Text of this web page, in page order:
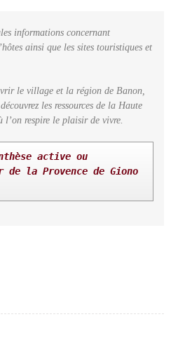
informations concernant
ainsi que les sites touristiques et
le village et la région de Banon,
les ressources de la Haute
l’on respire le plaisir de vivre.
active ou
de la Provence de Giono